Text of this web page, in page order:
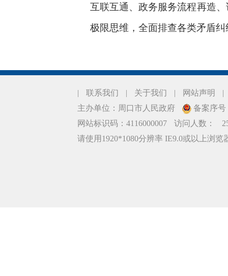
互联互通、政务服务流程再造
极限思维，全面排查各类矛盾
| 联系我们 | 关于我们 | 网站声明
|
主办单位：周口市人民政府
备案序号
网站标识码：4116000007
访问人数：
请使用1920*1080分辨率 IE9.0或以上浏览